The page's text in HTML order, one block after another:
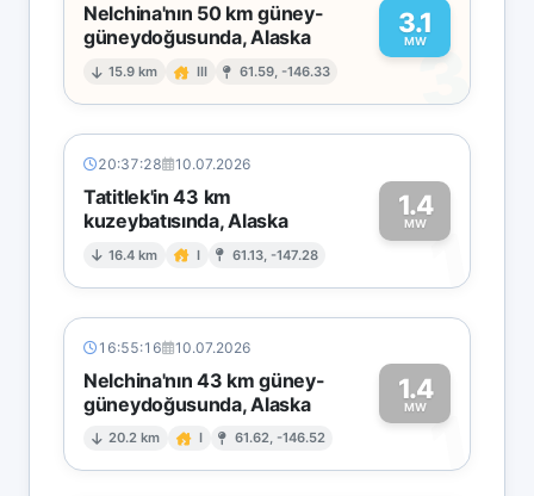
Nelchina'nın 50 km güney-
güneydoğusunda, Alaska
15.9 km III 61.59, -146.33
3.1
MW
3
20:37:28 10.07.2026
Tatitlek'in 43 km
kuzeybatısında, Alaska
16.4 km I 61.13, -147.28
1.4
MW1
16:55:16 10.07.2026
Nelchina'nın 43 km güney-
güneydoğusunda, Alaska
20.2 km I 61.62, -146.52
1.4
MW1